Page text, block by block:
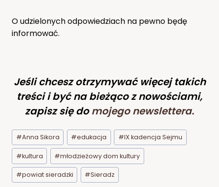
O udzielonych odpowiedziach na pewno będę
informować.
Jeśli chcesz otrzymywać więcej takich
treści i być na bieżąco z nowościami,
zapisz się do mojego newslettera.
Tagi
wpisu:
#Anna Sikora #edukacja #IX kadencja Sejmu
#kultura #młodzieżowy dom kultury
#powiat sieradzki #Sieradz